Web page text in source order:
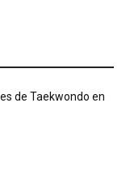
de Taekwondo en